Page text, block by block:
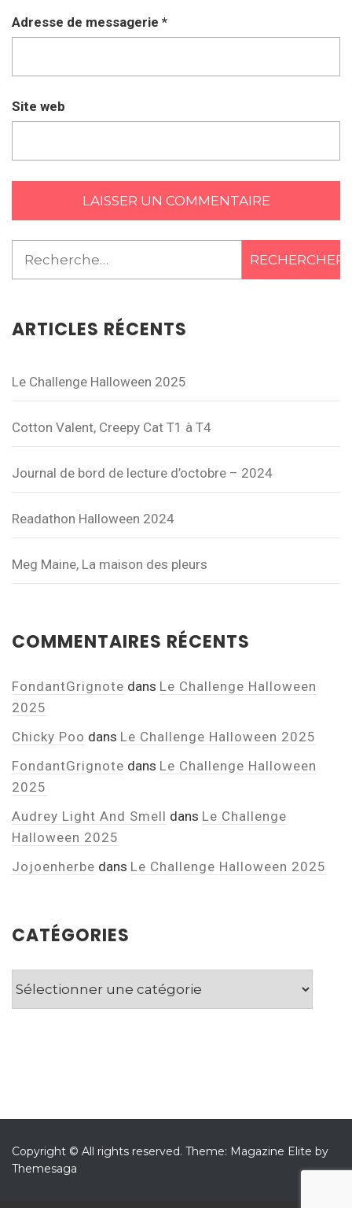
Adresse de messagerie *
Site web
Rechercher :
ARTICLES RÉCENTS
Le Challenge Halloween 2025
Cotton Valent, Creepy Cat T1 à T4
Journal de bord de lecture d’octobre – 2024
Readathon Halloween 2024
Meg Maine, La maison des pleurs
COMMENTAIRES RÉCENTS
FondantGrignote dans Le Challenge Halloween
2025
Chicky Poo dans Le Challenge Halloween 2025
FondantGrignote dans Le Challenge Halloween
2025
Audrey Light And Smell dans Le Challenge
Halloween 2025
Jojoenherbe dans Le Challenge Halloween 2025
CATÉGORIES
Catégories
Copyright © All rights reserved. Theme: Magazine Elite by
Themesaga